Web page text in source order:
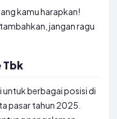
kamu harapkan!
jangan ragu
Tbk
berbagai posisi di
pasar tahun 2025.